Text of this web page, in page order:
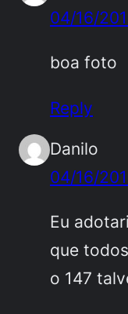
04/16/
boa foto
Reply
Danilo
04/16/
Eu
que
o 147